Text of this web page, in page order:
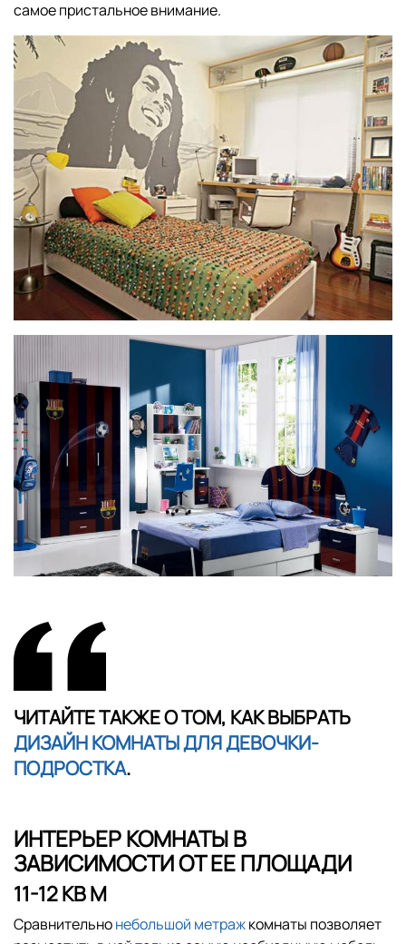
самое пристальное внимание.
ЧИТАЙТЕ ТАКЖЕ О ТОМ, КАК ВЫБРАТЬ
ДИЗАЙН КОМНАТЫ ДЛЯ ДЕВОЧКИ-
ПОДРОСТКА.
ИНТЕРЬЕР КОМНАТЫ В
ЗАВИСИМОСТИ ОТ ЕЕ ПЛОЩАДИ
11-12 КВ М
Сравнительнонебольшой метражкомнаты позволяет